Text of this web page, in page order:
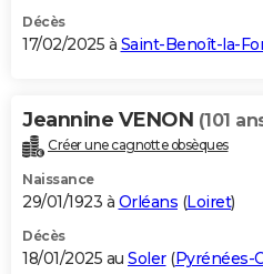
Décès
17/02/2025 à Saint-Benoît-la-
Jeannine VENON (101
Créer une cagnotte obsèques
Naissance
29/01/1923 à Orléans (Loiret)
Décès
18/01/2025 au Soler(Pyrénées-